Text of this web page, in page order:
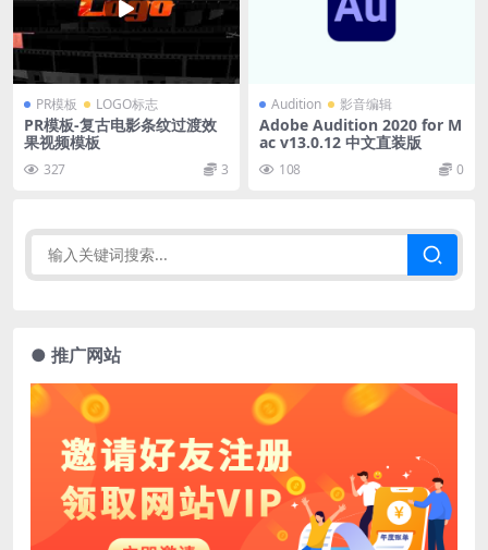
PR模板 LOGO标志
PR模板-复古电影条纹过渡效
果视频模板
327 3
Audition 影音编辑
Adobe Audition 2020 for M
ac v13.0.12 中文直装版
108 0
● 推广网站